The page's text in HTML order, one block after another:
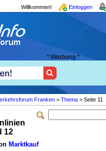
Willkommen! Einloggen
* Werbung *
Franken > Thema > Seite 11
12
Marktkauf